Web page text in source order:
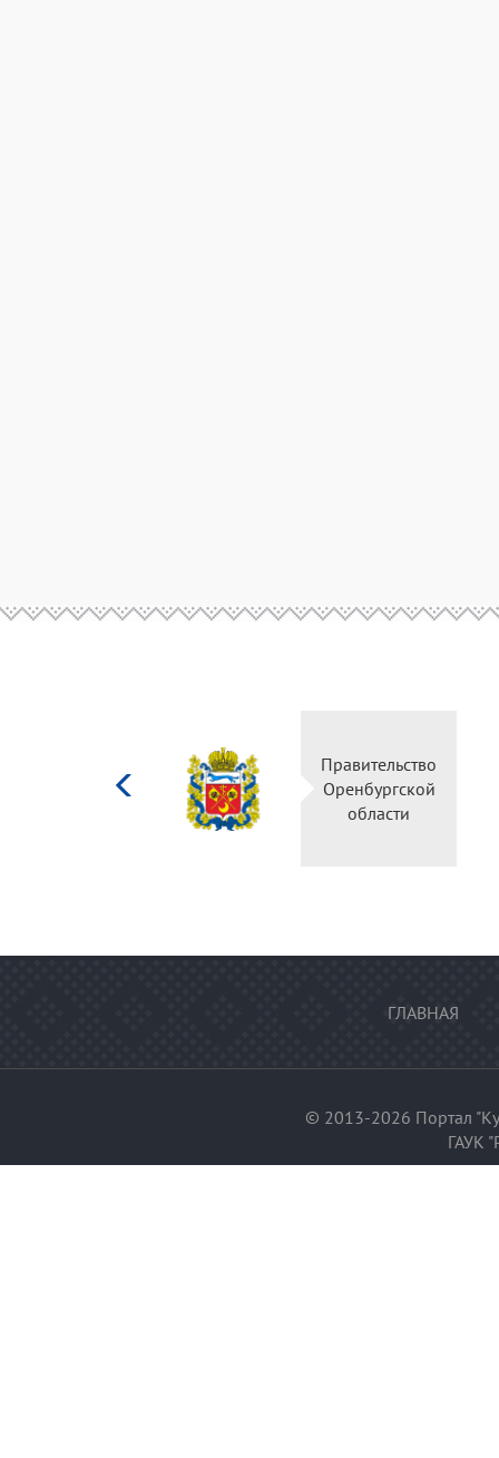
Правительство
Оренбургской
области
ГЛАВНАЯ
© 2013-2026 Портал
ГАУК